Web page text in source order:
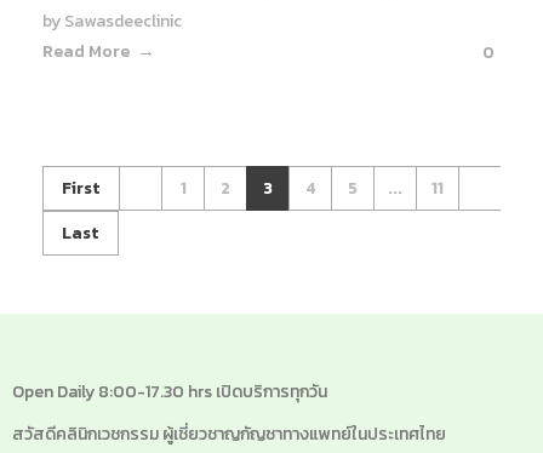
bySawasdeeclinic
Read More
0
First 1 2 3 4 5 ...
11
Last
Open Daily 8:00-17.30 hrs เปิดบริการทุกวัน
สวัสดีคลินิกเวชกรรม ผู้เชี่ยวชาญกัญชาทางแพทย์ในประเทศไทย